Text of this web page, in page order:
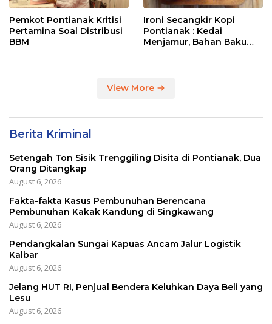
Pemkot Pontianak Kritisi
Pertamina Soal Distribusi
BBM
Ironi Secangkir Kopi
Pontianak : Kedai
Menjamur, Bahan Baku
View More
Berita Kriminal
Setengah Ton Sisik Trenggiling Disita di Pontianak, Dua
Orang Ditangkap
August 6, 2026
Fakta-fakta Kasus Pembunuhan Berencana
Pembunuhan Kakak Kandung di Singkawang
August 6, 2026
Pendangkalan Sungai Kapuas Ancam Jalur Logistik
Kalbar
August 6, 2026
Jelang HUT RI, Penjual Bendera Keluhkan Daya Beli yang
Lesu
August 6, 2026